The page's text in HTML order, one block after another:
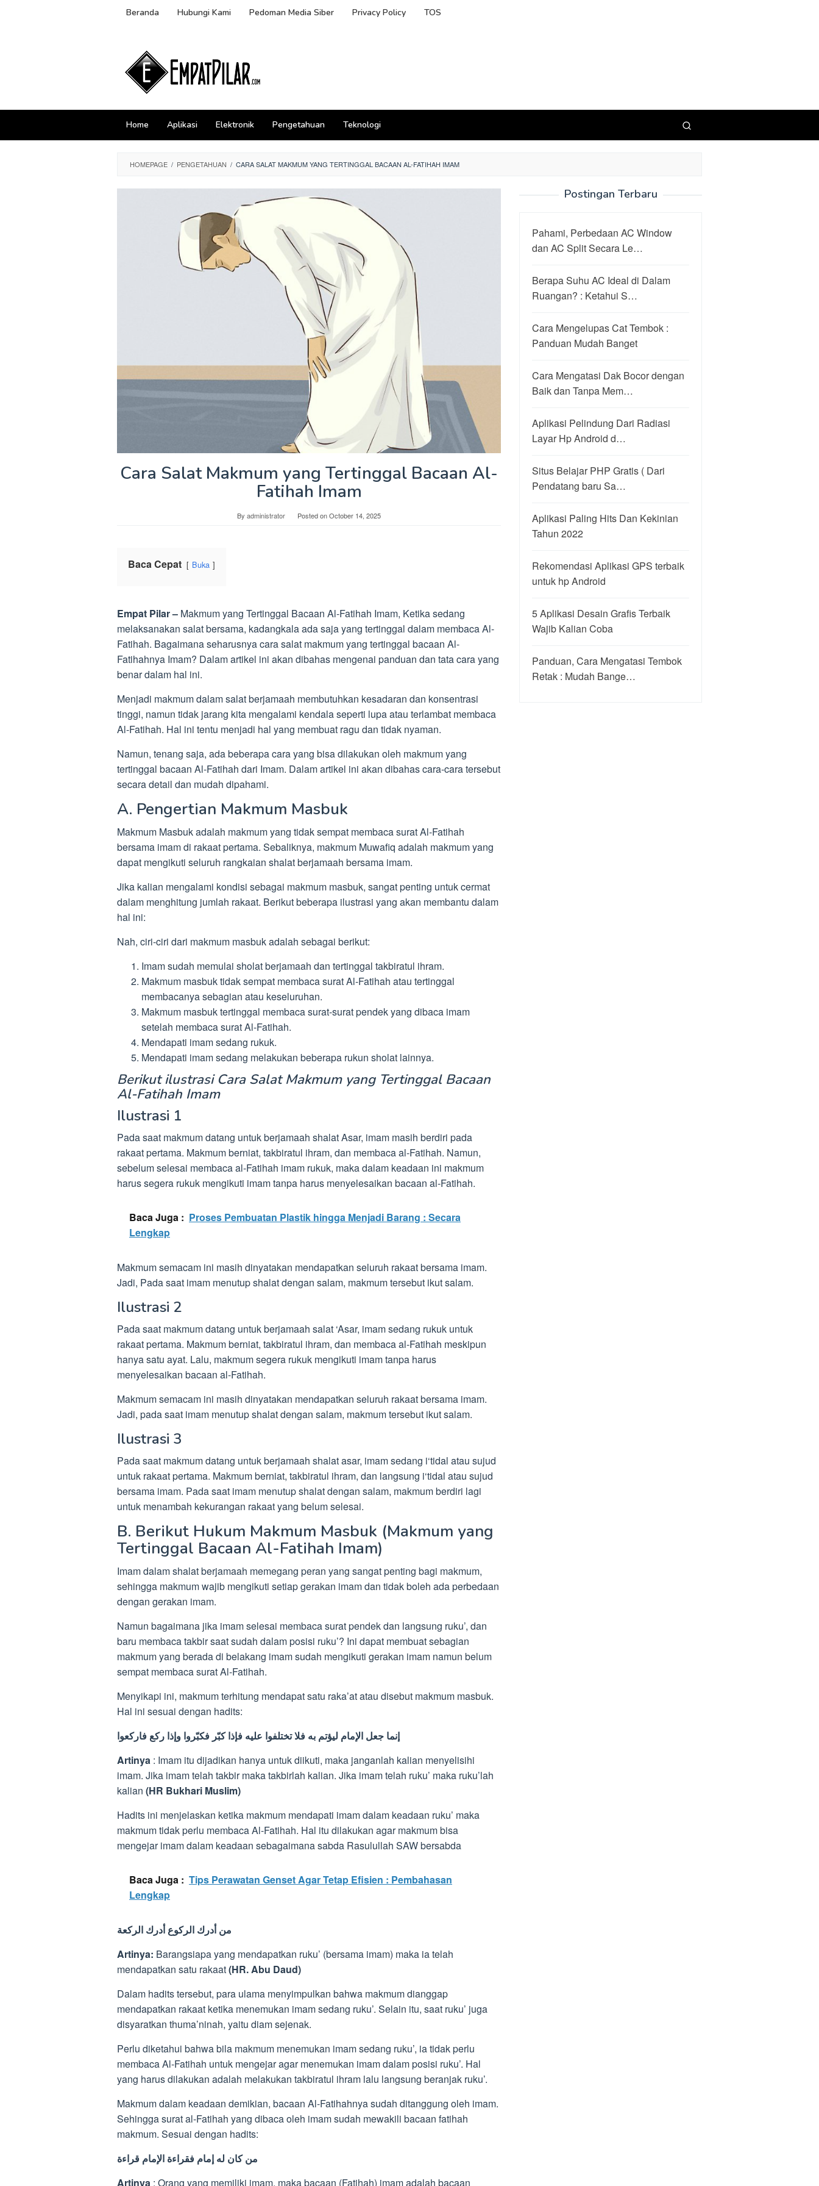
Beranda Hubungi Kami Pedoman Media Siber Privacy Policy TOS
Home Aplikasi Elektronik Pengetahuan Teknologi
HOMEPAGE / PENGETAHUAN / CARA SALAT MAKMUM YANG TERTINGGAL BACAAN AL-FATIHAH IMAM
Cara Salat Makmum yang Tertinggal Bacaan Al-
Fatihah Imam
By administrator Posted onOctober 14, 2025
Baca Cepat Buka
Empat Pilar – Makmum yang Tertinggal Bacaan Al-Fatihah Imam, Ketika sedang
melaksanakan salat bersama, kadangkala ada saja yang tertinggal dalam membaca Al-
Fatihah. Bagaimana seharusnya cara salat makmum yang tertinggal bacaan Al-
Fatihahnya Imam? Dalam artikel ini akan dibahas mengenai panduan dan tata cara yang
benar dalam hal ini.
Menjadi makmum dalam salat berjamaah membutuhkan kesadaran dan konsentrasi
tinggi, namun tidak jarang kita mengalami kendala seperti lupa atau terlambat membaca
Al-Fatihah. Hal ini tentu menjadi hal yang membuat ragu dan tidak nyaman.
Namun, tenang saja, ada beberapa cara yang bisa dilakukan oleh makmum yang
tertinggal bacaan Al-Fatihah dari Imam. Dalam artikel ini akan dibahas cara-cara tersebut
secara detail dan mudah dipahami.
A. Pengertian Makmum Masbuk
Makmum Masbuk adalah makmum yang tidak sempat membaca surat Al-Fatihah
bersama imam di rakaat pertama. Sebaliknya, makmum Muwafiq adalah makmum yang
dapat mengikuti seluruh rangkaian shalat berjamaah bersama imam.
Jika kalian mengalami kondisi sebagai makmum masbuk, sangat penting untuk cermat
dalam menghitung jumlah rakaat. Berikut beberapa ilustrasi yang akan membantu dalam
hal ini:
Nah, ciri-ciri dari makmum masbuk adalah sebagai berikut:
Imam sudah memulai sholat berjamaah dan tertinggal takbiratul ihram.
Makmum masbuk tidak sempat membaca surat Al-Fatihah atau tertinggal
membacanya sebagian atau keseluruhan.
Makmum masbuk tertinggal membaca surat-surat pendek yang dibaca imam
setelah membaca surat Al-Fatihah.
Mendapati imam sedang rukuk.
Mendapati imam sedang melakukan beberapa rukun sholat lainnya.
Berikut ilustrasi Cara Salat Makmum yang Tertinggal Bacaan
Al-Fatihah Imam
Ilustrasi 1
Pada saat makmum datang untuk berjamaah shalat Asar, imam masih berdiri pada
rakaat pertama. Makmum berniat, takbiratul ihram, dan membaca al-Fatihah. Namun,
sebelum selesai membaca al-Fatihah imam rukuk, maka dalam keadaan ini makmum
harus segera rukuk mengikuti imam tanpa harus menyelesaikan bacaan al-Fatihah.
Baca Juga : Proses Pembuatan Plastik hingga Menjadi Barang : Secara
Lengkap
Makmum semacam ini masih dinyatakan mendapatkan seluruh rakaat bersama imam.
Jadi, Pada saat imam menutup shalat dengan salam, makmum tersebut ikut salam.
Ilustrasi 2
Pada saat makmum datang untuk berjamaah salat ‘Asar, imam sedang rukuk untuk
rakaat pertama. Makmum berniat, takbiratul ihram, dan membaca al-Fatihah meskipun
hanya satu ayat. Lalu, makmum segera rukuk mengikuti imam tanpa harus
menyelesaikan bacaan al-Fatihah.
Makmum semacam ini masih dinyatakan mendapatkan seluruh rakaat bersama imam.
Jadi, pada saat imam menutup shalat dengan salam, makmum tersebut ikut salam.
Ilustrasi 3
Pada saat makmum datang untuk berjamaah shalat asar, imam sedang i‘tidal atau sujud
untuk rakaat pertama. Makmum berniat, takbiratul ihram, dan langsung i‘tidal atau sujud
bersama imam. Pada saat imam menutup shalat dengan salam, makmum berdiri lagi
untuk menambah kekurangan rakaat yang belum selesai.
B. Berikut Hukum Makmum Masbuk (Makmum yang
Tertinggal Bacaan Al-Fatihah Imam)
Imam dalam shalat berjamaah memegang peran yang sangat penting bagi makmum,
sehingga makmum wajib mengikuti setiap gerakan imam dan tidak boleh ada perbedaan
dengan gerakan imam.
Namun bagaimana jika imam selesai membaca surat pendek dan langsung ruku’, dan
baru membaca takbir saat sudah dalam posisi ruku’? Ini dapat membuat sebagian
makmum yang berada di belakang imam sudah mengikuti gerakan imam namun belum
sempat membaca surat Al-Fatihah.
Menyikapi ini, makmum terhitung mendapat satu raka’at atau disebut makmum masbuk.
Hal ini sesuai dengan hadits:
إنما جعل الإمام ليؤتم به فلا تختلفوا عليه فإذا كبّر فكبّروا وإذا ركع فاركعوا
Artinya : Imam itu dijadikan hanya untuk diikuti, maka janganlah kalian menyelisihi
imam. Jika imam telah takbir maka takbirlah kalian. Jika imam telah ruku’ maka ruku’lah
kalian (HR Bukhari Muslim)
Hadits ini menjelaskan ketika makmum mendapati imam dalam keadaan ruku’ maka
makmum tidak perlu membaca Al-Fatihah. Hal itu dilakukan agar makmum bisa
mengejar imam dalam keadaan sebagaimana sabda Rasulullah SAW bersabda
Baca Juga : Tips Perawatan Genset Agar Tetap Efisien : Pembahasan
Lengkap
من أدرك الركوع أدرك الركعة
Artinya: Barangsiapa yang mendapatkan ruku’ (bersama imam) maka ia telah
mendapatkan satu rakaat(HR. Abu Daud)
Dalam hadits tersebut, para ulama menyimpulkan bahwa makmum dianggap
mendapatkan rakaat ketika menemukan imam sedang ruku’. Selain itu, saat ruku’ juga
disyaratkan thuma’ninah, yaitu diam sejenak.
Perlu diketahui bahwa bila makmum menemukan imam sedang ruku’, ia tidak perlu
membaca Al-Fatihah untuk mengejar agar menemukan imam dalam posisi ruku’. Hal
yang harus dilakukan adalah melakukan takbiratul ihram lalu langsung beranjak ruku’.
Makmum dalam keadaan demikian, bacaan Al-Fatihahnya sudah ditanggung oleh imam.
Sehingga surat al-Fatihah yang dibaca oleh imam sudah mewakili bacaan fatihah
makmum. Sesuai dengan hadits:
من كان له إمام فقراءة الإمام قراءة
Artinya : Orang yang memiliki imam, maka bacaan (Fatihah) imam adalah bacaan
Postingan Terbaru
Pahami, Perbedaan AC Window
dan AC Split Secara Le…
Berapa Suhu AC Ideal di Dalam
Ruangan? : Ketahui S…
Cara Mengelupas Cat Tembok :
Panduan Mudah Banget
Cara Mengatasi Dak Bocor dengan
Baik dan Tanpa Mem…
Aplikasi Pelindung Dari Radiasi
Layar Hp Android d…
Situs Belajar PHP Gratis ( Dari
Pendatang baru Sa…
Aplikasi Paling Hits Dan Kekinian
Tahun 2022
Rekomendasi Aplikasi GPS terbaik
untuk hp Android
5 Aplikasi Desain Grafis Terbaik
Wajib Kalian Coba
Panduan, Cara Mengatasi Tembok
Retak : Mudah Bange…